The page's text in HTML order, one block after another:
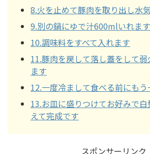
8.火を止めて豚肉を取り出し水
9.別の鍋にゆで汁600mlいれます
10.調味料をすべて入れます
11.豚肉を戻して落し蓋をして
ます
12.一度冷まして食べる前にも
13.お皿に盛りつけてお好みで
えて完成です
スポンサーリンク